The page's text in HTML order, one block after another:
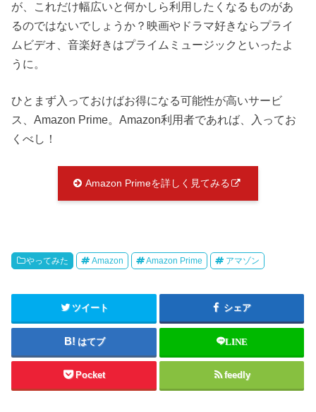
が、これだけ幅広いと何かしら利用したくなるものがあ
るのではないでしょうか？映画やドラマ好きならプライ
ムビデオ、音楽好きはプライムミュージックといったよ
うに。
ひとまず入っておけばお得になる可能性が高いサービ
ス、Amazon Prime。Amazon利用者であれば、入ってお
くべし！
Amazon Primeを詳しく見てみる
やってみた Amazon Amazon Prime アマゾン
ツイート シェア
はてブ LINE
Pocket feedly